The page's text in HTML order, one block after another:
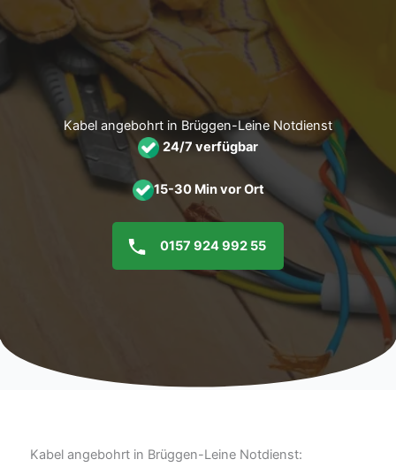
Inhalt
Kabel angebohrt in Brüggen-Leine Notdienst
24/7 verfügbar
15-30 Min vor Ort
0157 924 992 55
Kabel angebohrt in Brüggen-Leine Notdienst: